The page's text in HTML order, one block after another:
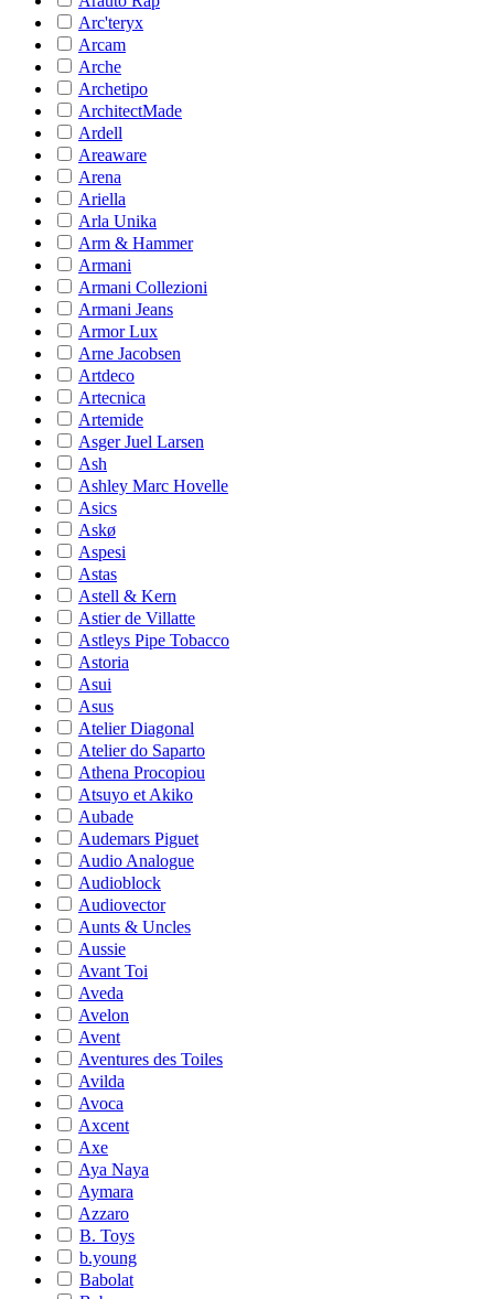
Arc'teryx
Arcam
Arche
Archetipo
ArchitectMade
Ardell
Areaware
Arena
Ariella
Arla Unika
Arm & Hammer
Armani
Armani Collezioni
Armani Jeans
Armor Lux
Arne Jacobsen
Artdeco
Artecnica
Artemide
Asger Juel Larsen
Ash
Ashley Marc Hovelle
Asics
Askø
Aspesi
Astas
Astell & Kern
Astier de Villatte
Astleys Pipe Tobacco
Astoria
Asui
Asus
Atelier Diagonal
Atelier do Saparto
Athena Procopiou
Atsuyo et Akiko
Aubade
Audemars Piguet
Audio Analogue
Audioblock
Audiovector
Aunts & Uncles
Aussie
Avant Toi
Aveda
Avelon
Avent
Aventures des Toiles
Avilda
Avoca
Axcent
Axe
Aya Naya
Aymara
Azzaro
B. Toys
b.young
Babolat